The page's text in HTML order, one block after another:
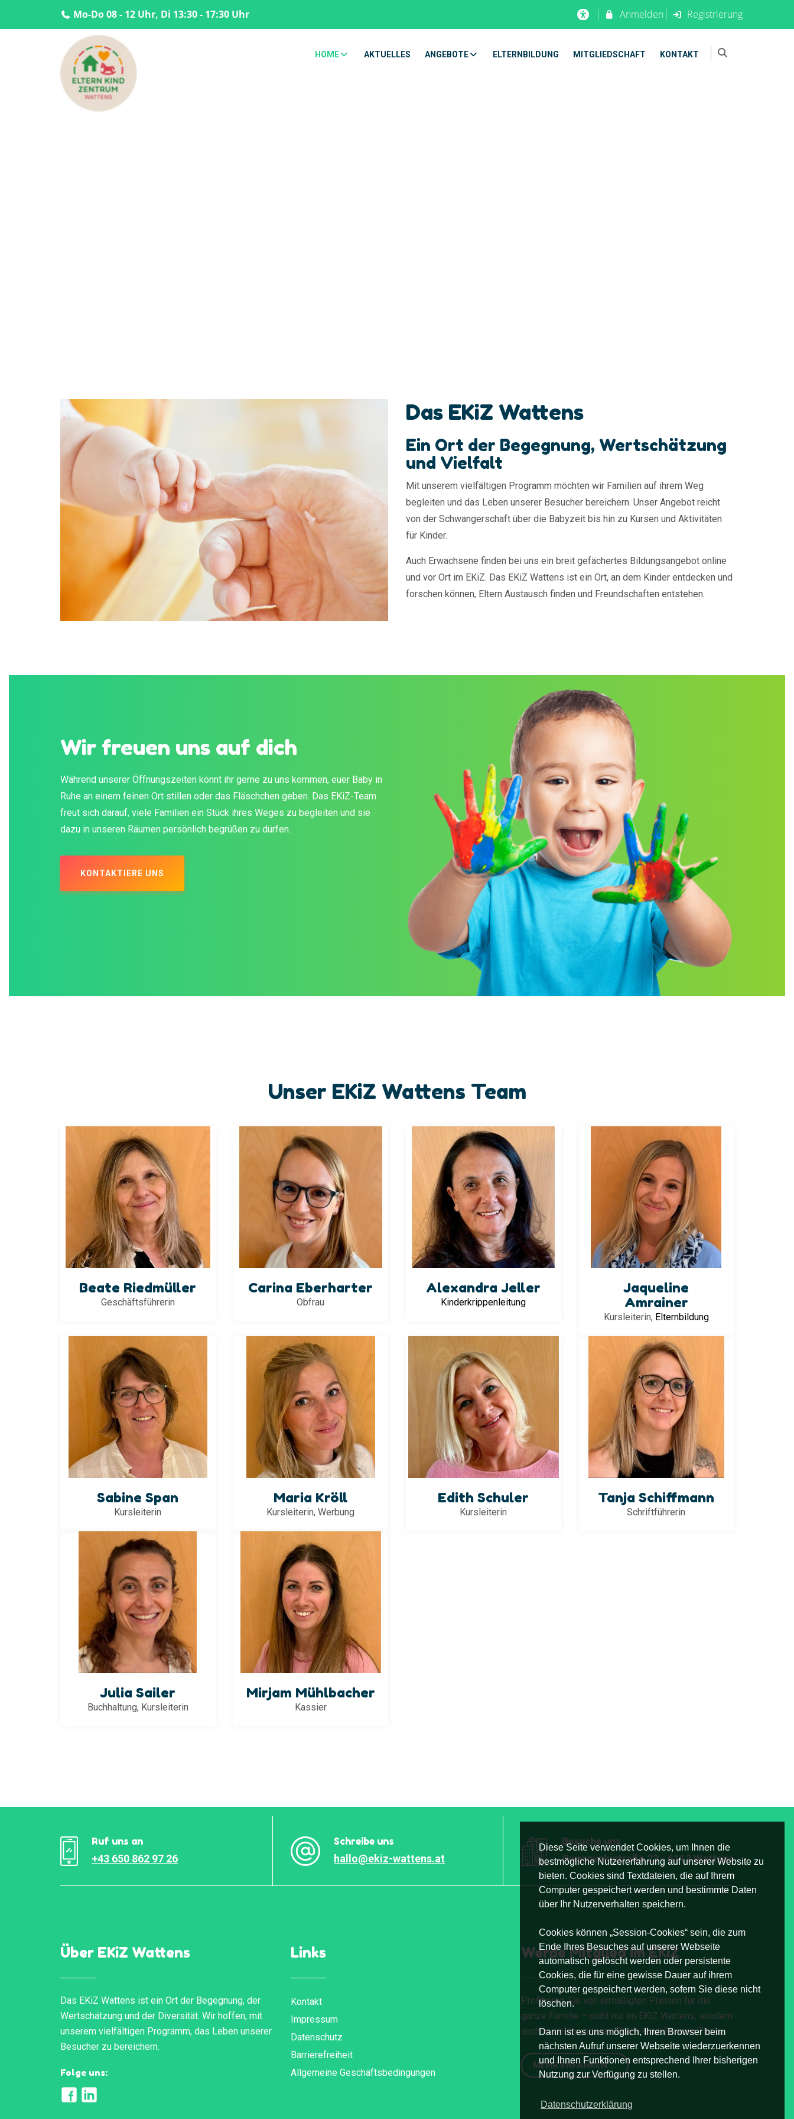
Diese Seite verwendet Cookies, um Ihnen die
bestmögliche Nutzererfahrung auf unserer Website zu
bieten. Cookies sind Textdateien, die auf Ihrem
Computer gespeichert werden und bestimmte Daten
über Ihr Nutzerverhalten speichern.
Cookies können „Session-Cookies“ sein, die zum
Ende Ihres Besuches auf unserer Webseite
automatisch gelöscht werden oder persistente
Cookies, die für eine gewisse Dauer auf ihrem
Computer gespeichert werden, sofern Sie diese nicht
löschen.
Dann ist es uns möglich, Ihren Browser beim
nächsten Aufruf unserer Webseite wiederzuerkennen
und Ihnen Funktionen entsprechend Ihrer bisherigen
Nutzung zur Verfügung zu stellen.
Datenschutzerklärung
Mo-Do 08 - 12 Uhr, Di 13:30 - 17:30 Uhr Anmelden Registrierung
HOME AKTUELLES ANGEBOTE ELTERNBILDUNG MITGLIEDSCHAFT KONTAKT
Das EKiZ Wattens
Ein Ort der Begegnung, Wertschätzung
und Vielfalt
Mit unserem vielfältigen Programm möchten wir Familien auf ihrem Weg
begleiten und das Leben unserer Besucher bereichern. Unser Angebot reicht
von der Schwangerschaft über die Babyzeit bis hin zu Kursen und Aktivitäten
für Kinder.
Auch Erwachsene finden bei uns ein breit gefächertes Bildungsangebot online
und vor Ort im EKiZ. Das EKiZ Wattens ist ein Ort, an dem Kinder entdecken und
forschen können, Eltern Austausch finden und Freundschaften entstehen.
Wir freuen uns auf dich
Während unserer Öffnungszeiten könnt ihr gerne zu uns kommen, euer Baby in
Ruhe an einem feinen Ort stillen oder das Fläschchen geben. Das EKiZ-Team
freut sich darauf, viele Familien ein Stück ihres Weges zu begleiten und sie
dazu in unseren Räumen persönlich begrüßen zu dürfen.
KONTAKTIERE UNS
Unser EKiZ Wattens Team
Beate Riedmüller
Geschäftsführerin
Carina Eberharter
Obfrau
Alexandra Jeller
Kinderkrippenleitung
Jaqueline
Amrainer
Kursleiterin, Elternbildung
Sabine Span
Kursleiterin
Maria Kröll
Kursleiterin, Werbung
Edith Schuler
Kursleiterin
Tanja Schiffmann
Schriftführerin
Julia Sailer
Buchhaltung, Kursleiterin
Mirjam Mühlbacher
Kassier
Ruf uns an
+43 650 862 97 26
Schreibe uns
hallo@ekiz-wattens.at
Besuche uns
Swarovskistraße 23 - 6112 Wattens
Über EKiZ Wattens
Das EKiZ Wattens ist ein Ort der Begegnung, der
Wertschätzung und der Diversität. Wir hoffen, mit
unserem vielfältigen Programm, das Leben unserer
Besucher zu bereichern.
Folge uns:
Links
Kontakt
Impressum
Datenschutz
Barrierefreiheit
Allgemeine Geschäftsbedingungen
Werde Mitglied im EKiZ
Profitieren Sie von ermäßigten Preisen für die
ganze Familie – nicht nur im EKiZ Wattens, sondern
auch in vielen anderen Eltern-Kind-Zentren Tirols.
MEHR ERFAHREN ...